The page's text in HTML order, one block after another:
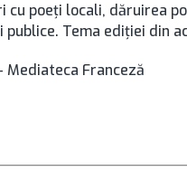
cu poeţi locali, dăruirea
publice. Tema ediţiei din
Mediateca Franceză